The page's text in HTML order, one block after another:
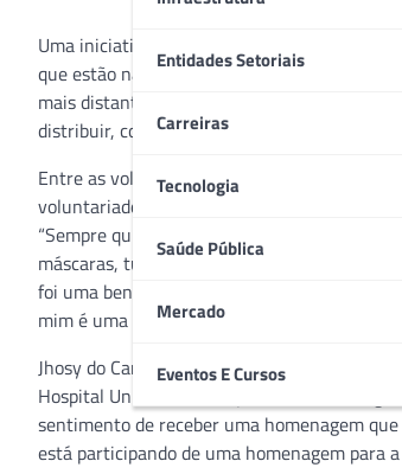
Entidades Setoriais
Carreiras
Tecnologia
Saúde Pública
Mercado
Eventos E Cursos
Uma iniciativa que une 38 costureiras
que estão na linha de frente da pandemia.
mais distantes do que gostariam por causa
distribuir, como forma de homenagem, à
Entre as voluntárias, a dona de casa Ester
voluntariado um alento durante a pandemia.
“Sempre quis fazer algum trabalho assim,
máscaras, tudo indicação da minha filha.
foi uma benção, principalmente nessa
mim é uma terapia”, diz Ester.
Jhosy do Carmo Gomes é filha de Ester e
Hospital Universitário Cajuru, serão
sentimento de receber uma homenagem
está participando de uma homenagem para